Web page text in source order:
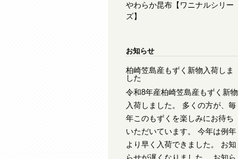
やわらか昆布【ワニナルシリー
ズ】
お知らせ
柏崎笠島産もずく新物入荷しま
した
令和8年産柏崎笠島産もずく新物
入荷しました。 多くの方が、毎
年このもずくを楽しみにお待ち
いただいています。 今年は例年
より早く入荷できました。 お知